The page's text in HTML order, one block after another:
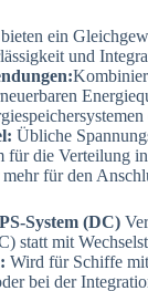
ein
und
Übliche
für die Verteilung
für den
System (DC)
statt mit
Wird für Schiffe
bei der